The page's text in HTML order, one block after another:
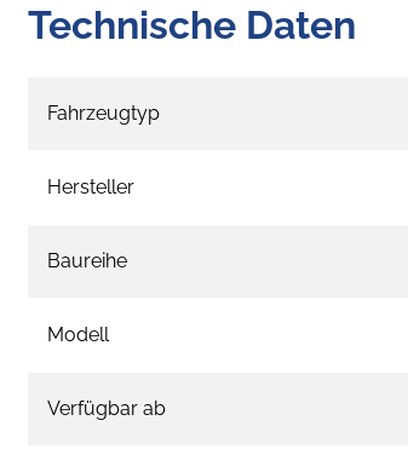
Technische Daten
Fahrzeugtyp
Hersteller
Baureihe
Modell
Verfügbar ab